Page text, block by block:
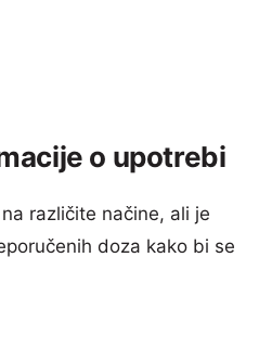
o upotrebi
različite načine, ali je
doza kako bi se